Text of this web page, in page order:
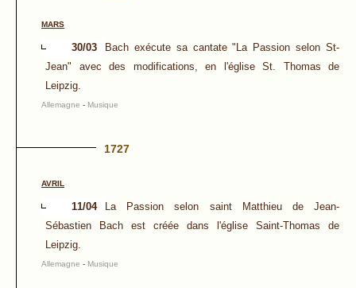
MARS
30/03
Bach exécute sa cantate "La Passion selon St-
Jean" avec des modifications, en l'église St. Thomas de
Leipzig.
Allemagne - Musique
1727
AVRIL
11/04
La Passion selon saint Matthieu de Jean-
Sébastien Bach est créée dans l'église Saint-Thomas de
Leipzig.
Allemagne - Musique